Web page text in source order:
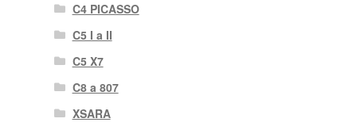
C4 PICASSO
C5 I a II
C5 X7
C8 a 807
XSARA